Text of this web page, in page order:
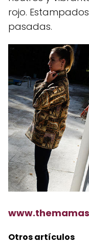
rojo.
pasadas.
Otros artículos